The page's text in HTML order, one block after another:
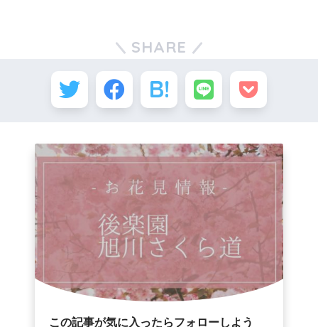
SHARE
この記事が気に入ったらフォローしよう